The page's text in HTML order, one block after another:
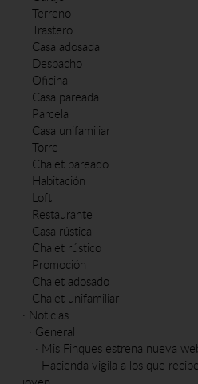
Terreno
Trastero
Casa adosada
Despacho
Oficina
Casa pareada
Parcela
Casa unifamiliar
Torre
Chalet pareado
Habitación
Loft
Restaurante
Casa rústica
Chalet rústico
Promoción
Chalet adosado
Chalet unifamiliar
· Noticias
· General
· Mis Finques estrena nueva
· Hacienda vigila a los que